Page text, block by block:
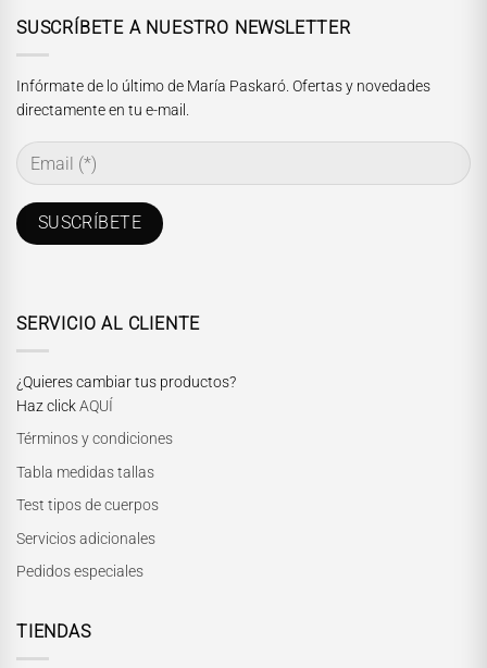
SUSCRÍBETE A NUESTRO NEWSLETTER
Infórmate de lo último de María Paskaró. Ofertas y novedades
directamente en tu e-mail.
SERVICIO AL CLIENTE
¿Quieres cambiar tus productos?
Haz clickAQUÍ
Términos y condiciones
Tabla medidas tallas
Test tipos de cuerpos
Servicios adicionales
Pedidos especiales
TIENDAS